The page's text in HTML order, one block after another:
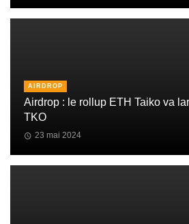
AIRDROP
Airdrop : le rollup ETH Taiko va
TKO
23 mai 2024